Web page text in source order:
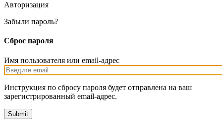
Авторизация
Забыли пароль?
Сброс пароля
Имя пользователя или email-адрес
Инструкция по сбросу пароля будет отправлена на ваш
зарегистрированный email-адрес.